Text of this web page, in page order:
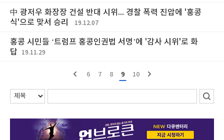
中 광저우 화장장 건설 반대 시위... 경찰 폭력 진압에 '홍콩
식'으로 맞서 승리
19.12.07
홍콩 시민들 ‘트럼프 홍콩인권법 서명’에 '감사 시위'로 화
답
19.11.29
6 7 8 9 10